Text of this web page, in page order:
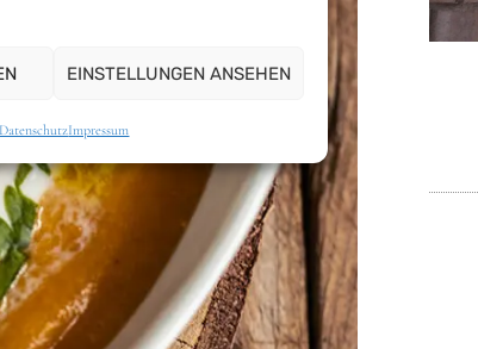
EINSTELLUNGEN ANSEHEN
DatenschutzImpressum